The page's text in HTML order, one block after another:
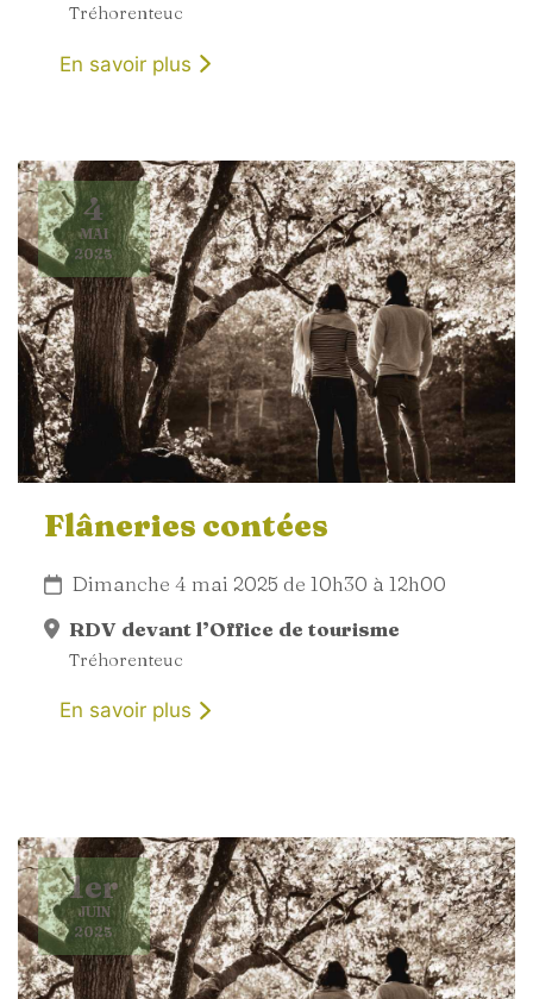
Tréhorenteuc
En savoir plus
4
MAI
2025
Flâneries contées
Dimanche 4 mai 2025 de 10h30 à 12h00
RDV devant l’Office de tourisme
Tréhorenteuc
En savoir plus
1er
JUIN
2025